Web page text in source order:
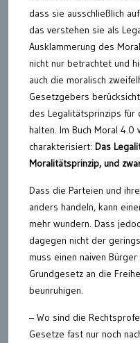
dass sie ausschließlich
das verstehen sie als
Ausklammerung des
nicht nur betrachtet und
auch die moralisch
Gesetzgebers
des Legalitätsprinzips für
halten. Im Buch Moral
charakterisiert: Das
Moralitätsprinzip, und
Dass die Parteien und
anders handeln, kann
mehr wundern. Dass
dagegen nicht der
muss einen naiven
Grundgesetz an die
beunruhigen.
– Wo sind die
Gesetze fast nur noch